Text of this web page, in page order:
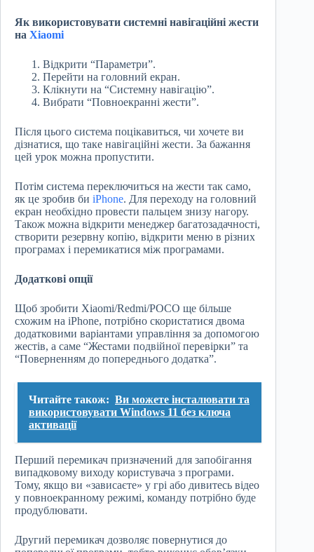
Як використовувати системні навігаційні жести
на Xiaomi
Відкрити “Параметри”.
Перейти на головний екран.
Клікнути на “Системну навігацію”.
Вибрати “Повноекранні жести”.
Після цього система поцікавиться, чи хочете ви
дізнатися, що таке навігаційні жести. За бажання
цей урок можна пропустити.
Потім система переключиться на жести так само,
як це зробив би iPhone. Для переходу на головний
екран необхідно провести пальцем знизу нагору.
Також можна відкрити менеджер багатозадачності,
створити резервну копію, відкрити меню в різних
програмах і перемикатися між програмами.
Додаткові опції
Щоб зробити Xiaomi/Redmi/POCO ще більше
схожим на iPhone, потрібно скористатися двома
додатковими варіантами управління за допомогою
жестів, а саме “Жестами подвійної перевірки” та
“Поверненням до попереднього додатка”.
Читайте також: Ви можете інсталювати та
використовувати Windows 11 без ключа
активації
Перший перемикач призначений для запобігання
випадковому виходу користувача з програми.
Тому, якщо ви «зависаєте» у грі або дивитесь відео
у повноекранному режимі, команду потрібно буде
продублювати.
Другий перемикач дозволяє повернутися до